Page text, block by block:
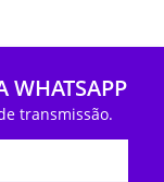
WHATSAPP
transmissão.